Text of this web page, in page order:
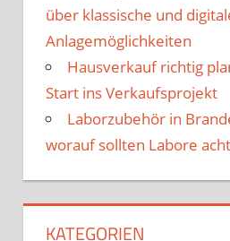
über klassische und
Anlagemöglichkeiten
Hausverkauf richtig
Start ins Verkaufsprojekt
Laborzubehör in
worauf sollten Labore
KATEGORIEN